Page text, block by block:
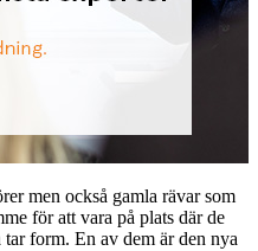
men också gamla rävar som
för att vara på plats där de
form. En av dem är den nya